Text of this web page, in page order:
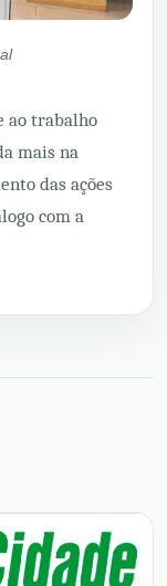
ao trabalho
mais na
das ações
com a